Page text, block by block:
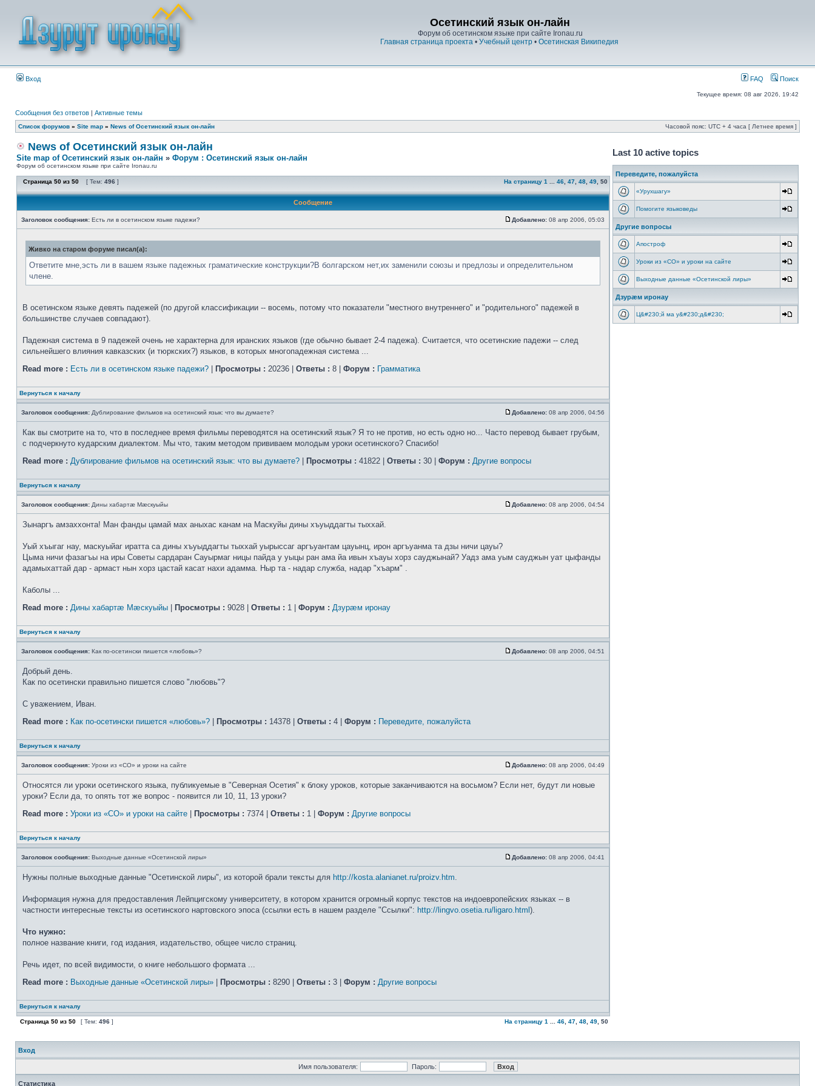
Осетинский язык он-лайн
Форум об осетинском языке при сайте Ironau.ru
Главная страница проекта • Учебный центр • Осетинская Википедия
Вход FAQ Поиск
Текущее время: 08 авг 2026, 19:42
Сообщения без ответов | Активные темы
Список форумов » Site map » News of Осетинский язык он-лайн Часовой пояс: UTC + 4 часа [ Летнее время ]
News of Осетинский язык он-лайн
Site map of Осетинский язык он-лайн » Форум : Осетинский язык он-лайн
Форум об осетинском языке при сайте Ironau.ru
Страница 50 из 50 [ Тем: 496 ] На страницу 1 46 47 48 49 50
Сообщение
Заголовок сообщения: Есть ли в осетинском языке падежи? Добавлено: 08 апр 2006, 05:03
Живко на старом форуме писал(а):
Ответите мне,эсть ли в вашем языке падежных граматические конструкции?В болгарском нет,их заменили союзы и предлозы и определительном
члене.
В осетинском языке девять падежей (по другой классификации -- восемь, потому что показатели "местного внутреннего" и "родительного" падежей в
большинстве случаев совпадают).
Падежная система в 9 падежей очень не характерна для иранских языков (где обычно бывает 2-4 падежа). Считается, что осетинские падежи -- след
сильнейшего влияния кавказских (и тюркских?) языков, в которых многопадежная система ...
Read more : Есть ли в осетинском языке падежи? Просмотры : 20236 | Ответы : 8 | Форум : Грамматика
Вернуться к началу
Заголовок сообщения: Дублирование фильмов на осетинский язык: что вы думаете? Добавлено: 08 апр 2006, 04:56
Как вы смотрите на то, что в последнее время фильмы переводятся на осетинский язык? Я то не против, но есть одно но... Часто перевод бывает грубым,
с подчеркнуто кударским диалектом. Мы что, таким методом прививаем молодым уроки осетинского? Спасибо!
Read more : Дублирование фильмов на осетинский язык: что вы думаете? Просмотры : 41822 | Ответы : 30 | Форум : Другие вопросы
Вернуться к началу
Заголовок сообщения: Дины хабартæ Мæскуыйы Добавлено: 08 апр 2006, 04:54
Зынаргъ амзаххонта! Ман фанды цамай мах аныхас канам на Маскуйы дины хъуыддагты тыххай.
Уый хъыгаг нау, маскуыйаг иратта са дины хъуыддагты тыххай уырыссаг аргъуантам цауынц, ирон аргъуанма та дзы ничи цауы?
Цыма ничи фазагъы на иры Советы сардаран Сауырмаг ницы пайда у уыцы ран ама йа ивын хъауы хорз сауджынай? Уадз ама уым сауджын уат цыфанды
адамыхаттай дар - армаст нын хорз цастай касат нахи адамма. Ныр та - надар служба, надар "хъарм" .
Каболы ...
Read more : Дины хабартæ Мæскуыйы Просмотры : 9028 | Ответы : 1 | Форум : Дзурæм иронау
Вернуться к началу
Заголовок сообщения: Как по-осетински пишется «любовь»? Добавлено: 08 апр 2006, 04:51
Добрый день.
Как по осетински правильно пишется слово "любовь"?
С уважением, Иван.
Read more : Как по-осетински пишется «любовь»? Просмотры : 14378 | Ответы : 4 | Форум : Переведите, пожалуйста
Вернуться к началу
Заголовок сообщения: Уроки из «СО» и уроки на сайте Добавлено: 08 апр 2006, 04:49
Относятся ли уроки осетинского языка, публикуемые в "Северная Осетия" к блоку уроков, которые заканчиваются на восьмом? Если нет, будут ли новые
уроки? Если да, то опять тот же вопрос - появится ли 10, 11, 13 уроки?
Read more : Уроки из «СО» и уроки на сайте Просмотры : 7374 | Ответы : 1 | Форум : Другие вопросы
Вернуться к началу
Заголовок сообщения: Выходные данные «Осетинской лиры» Добавлено: 08 апр 2006, 04:41
Нужны полные выходные данные "Осетинской лиры", из которой брали тексты для http://kosta.alanianet.ru/proizv.htm.
Информация нужна для предоставления Лейпцигскому университету, в котором хранится огромный корпус текстов на индоевропейских языках -- в
частности интересные тексты из осетинского нартовского эпоса (ссылки есть в нашем разделе "Ссылки": http://lingvo.osetia.ru/ligaro.html ).
Что нужно:
полное название книги, год издания, издательство, общее число страниц.
Речь идет, по всей видимости, о книге небольшого формата ...
Read more : Выходные данные «Осетинской лиры» Просмотры : 8290 | Ответы : 3 | Форум : Другие вопросы
Вернуться к началу
Страница 50 из 50 [ Тем: 496 ] На страницу 1 46 47 48 49 50
Last 10 active topics
Переведите, пожалуйста
«Урухшагу»
Помогите языковеды
Другие вопросы
Апостроф
Уроки из «СО» и уроки на сайте
Выходные данные «Осетинской лиры»
Дзурæм иронау
Ц&#230;й ма у&#230;д&#230;
Вход
Имя пользователя: Пароль:
Статистика